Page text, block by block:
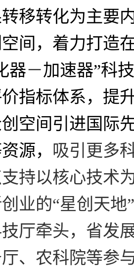
移转化为主要
间，着力打造
器－加速器”科
指标体系，提
空间引进国际
源， 吸引更多
持以核心技术
业的“星创天
技厅牵头，省发
、农科院等参